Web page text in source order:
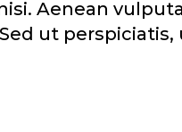
Aenean
ut